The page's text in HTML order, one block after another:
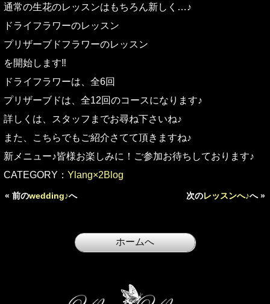
通常の生花のレッスンはもちろん新しく…♪
ドライフラワーのレッスン
プリザーブドフラワーのレッスン
を開始します‼︎
ドライフラワーは、全6回
プリザーブドは、全12回のコースになります♪
詳しくは、スタッフまでお尋ね下さいね♪
また、こちらでもご紹介さてて頂きますね♪
新メニュー♪皆様お楽しみに！ご参加お待ちしております♪
CATEGORY： Ylang×2Blog
« 前のwedding♪へ 次のレッスンへ♪へ »